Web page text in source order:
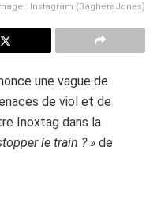
: Instagram (BagheraJones)
une vague de
de viol et de
Inoxtag dans la
le train ? » de